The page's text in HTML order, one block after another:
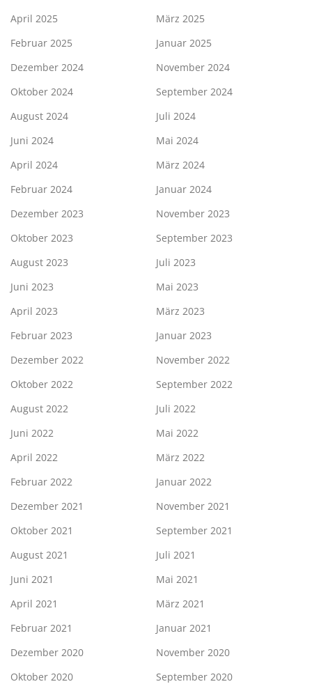
April 2025
März 2025
Februar 2025
Januar 2025
Dezember 2024
November 2024
Oktober 2024
September 2024
August 2024
Juli 2024
Juni 2024
Mai 2024
April 2024
März 2024
Februar 2024
Januar 2024
Dezember 2023
November 2023
Oktober 2023
September 2023
August 2023
Juli 2023
Juni 2023
Mai 2023
April 2023
März 2023
Februar 2023
Januar 2023
Dezember 2022
November 2022
Oktober 2022
September 2022
August 2022
Juli 2022
Juni 2022
Mai 2022
April 2022
März 2022
Februar 2022
Januar 2022
Dezember 2021
November 2021
Oktober 2021
September 2021
August 2021
Juli 2021
Juni 2021
Mai 2021
April 2021
März 2021
Februar 2021
Januar 2021
Dezember 2020
November 2020
Oktober 2020
September 2020